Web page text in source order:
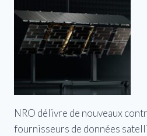
NRO délivre de nouveaux
fournisseurs de données